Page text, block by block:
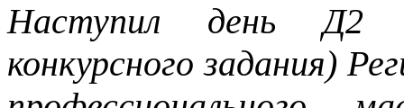
Наступил день Д2
конкурсного задания)